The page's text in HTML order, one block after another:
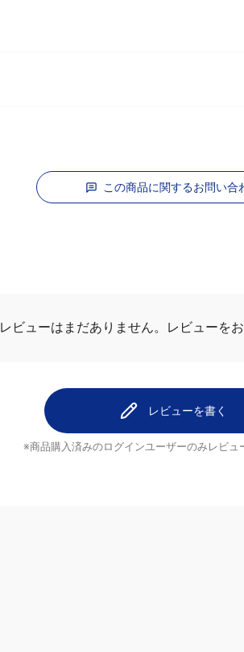
この商品に関するお問い合
レビューはまだありません。 レビューを
レビューを書く
※商品購入済みのログインユーザーのみ レビュ